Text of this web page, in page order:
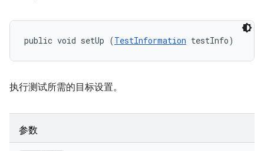
public void setUp (TestInformation testInfo)
执行测试所需的目标设置。
参数